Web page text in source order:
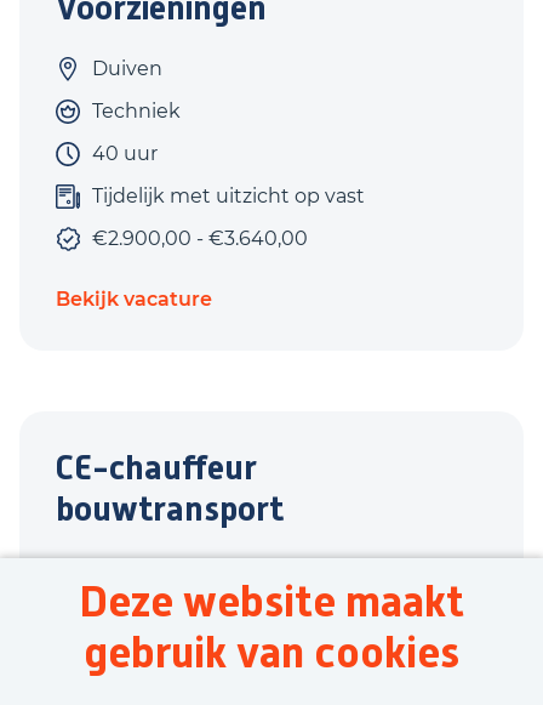
Deze website maakt
gebruik van cookies
Duiven
Techniek
40 uur
Tijdelijk met uitzicht op vast
€2.900,00 - €3.640,00
Bekijk vacature
CE-chauffeur
bouwtransport
Transport
40 uur